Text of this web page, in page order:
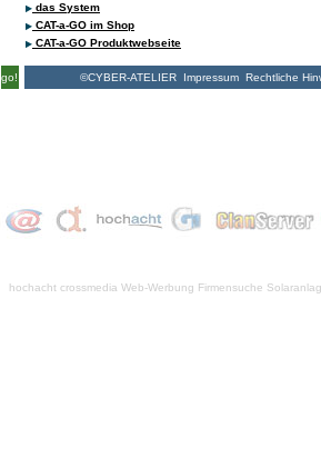
go!
das System
CAT-a-GO im Shop
CAT-a-GO Produktwebseite
©CYBER-ATELIER Impressum Rechtliche
hochacht crossmedia Web-Werbung Firmensuche